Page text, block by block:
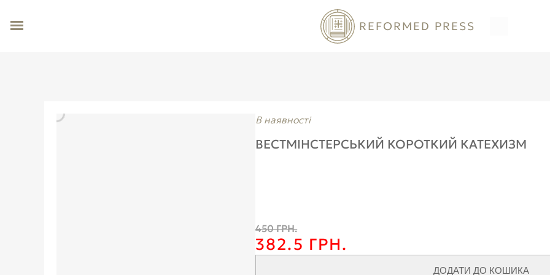
REFORMED PRESS
В наявності
ВЕСТМІНСТЕРСЬКИЙ КОРОТКИЙ КАТЕХИЗМ
450 ГРН.
382.5 ГРН.
ДОДАТИ ДО КОШИКА